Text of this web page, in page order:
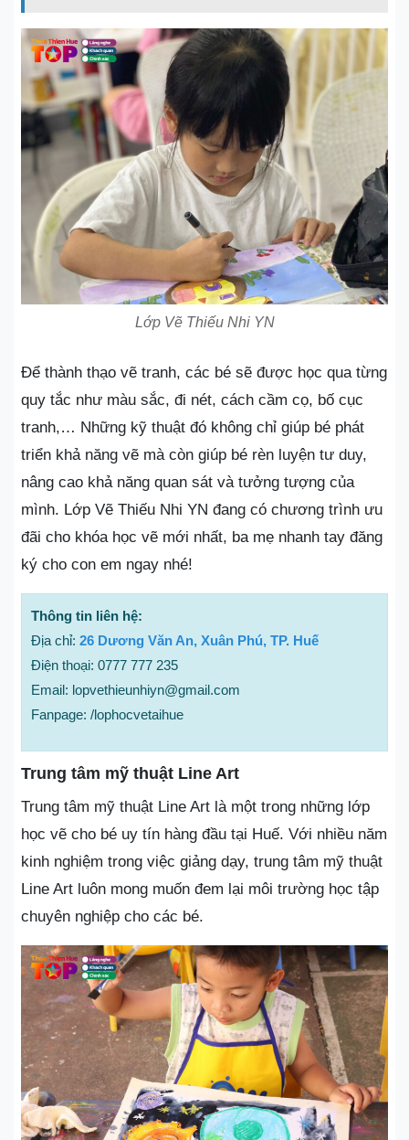
Lớp Vẽ Thiếu Nhi YN
Để thành thạo vẽ tranh, các bé sẽ được học qua từng
quy tắc như màu sắc, đi nét, cách cầm cọ, bố cục
tranh,… Những kỹ thuật đó không chỉ giúp bé phát
triển khả năng vẽ mà còn giúp bé rèn luyện tư duy,
nâng cao khả năng quan sát và tưởng tượng của
mình. Lớp Vẽ Thiếu Nhi YN đang có chương trình ưu
đãi cho khóa học vẽ mới nhất, ba mẹ nhanh tay đăng
ký cho con em ngay nhé!
Thông tin liên hệ:
Địa chỉ: 26 Dương Văn An, Xuân Phú, TP. Huế
Điện thoại: 0777 777 235
Email: lopvethieunhiyn@gmail.com
Fanpage: /lophocvetaihue
Trung tâm mỹ thuật Line Art
Trung tâm mỹ thuật Line Art là một trong những lớp
học vẽ cho bé uy tín hàng đầu tại Huế. Với nhiều năm
kinh nghiệm trong việc giảng dạy, trung tâm mỹ thuật
Line Art luôn mong muốn đem lại môi trường học tập
chuyên nghiệp cho các bé.